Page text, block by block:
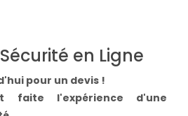
en Ligne
pour un devis !
faite l'expérience d'une